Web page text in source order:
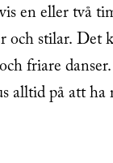
en eller två
och stilar. Det
friare
alltid på att